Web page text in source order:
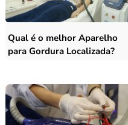
Qual é o melhor Aparelho
para Gordura Localizada?